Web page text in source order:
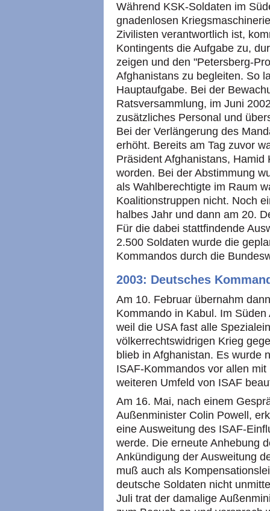
Während KSK-Soldaten im
gnadenlosen
Zivilisten verantwortlich ist,
Kontingents die Aufgabe zu,
zeigen und den "Petersberg-
Afghanistans zu begleiten. So
Hauptaufgabe. Bei der
Ratsversammlung, im Juni
zusätzliches Personal und
Bei der Verlängerung des
erhöht. Bereits am Tag zuvor
Präsident Afghanistans,
worden. Bei der Abstimmung
als Wahlberechtigte im Raum
Koalitionstruppen nicht. Noch
halbes Jahr und dann am 20.
Für die dabei stattfindende
2.500 Soldaten wurde die
Kommandos durch die
2003: Deutsches
Am 10. Februar übernahm
Kommando in Kabul. Im
weil die USA fast alle
völkerrechtswidrigen Krieg
blieb in Afghanistan. Es wurde
ISAF-Kommandos vor allen
weiteren Umfeld von ISAF
Am 16. Mai, nach einem
Außenminister Colin Powell,
eine Ausweitung des ISAF-
werde. Die erneute Anhebung
Ankündigung der Ausweitung
muß auch als
deutsche Soldaten nicht
Juli trat der damalige